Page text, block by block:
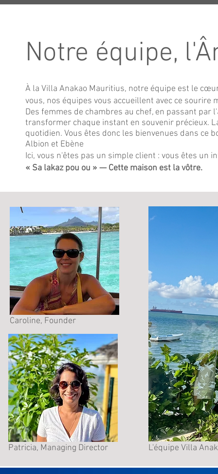
Notre équipe,
À la Villa Anakao Mauritius, notre équipe est le
vous, nos équipes vous accueillent avec ce
Des femmes de chambres au chef, en passant par
transformer chaque instant en souvenir précieux.
quotidien. Vous êtes donc les bienvenues dans ce
Albion et Ebène
Ici, vous n'êtes pas un simple client : vous êtes un
« Sa lakaz pou ou » — Cette maison est la vôtre.
Caroline, Founder
Patricia, Managing Director L'équipe Villa